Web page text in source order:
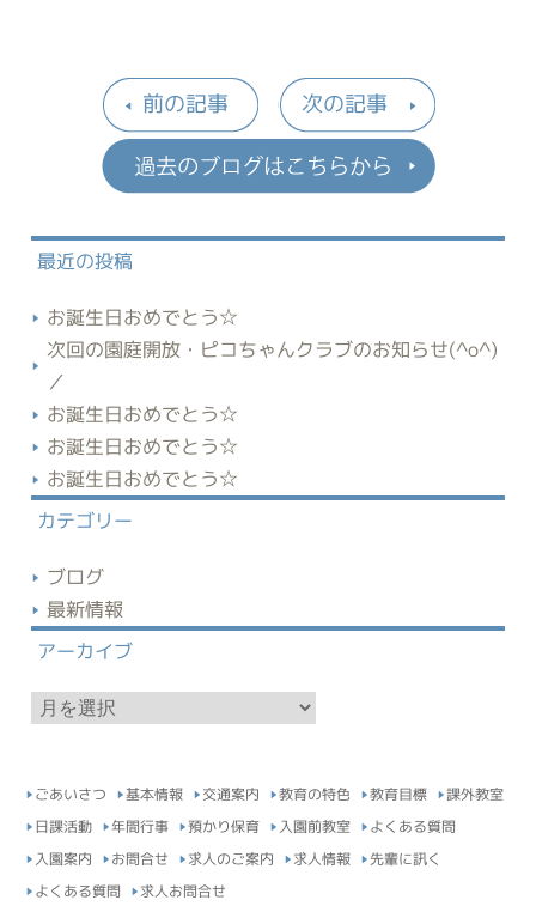
前の記事 次の記事
最近の投稿
お誕生日おめでとう☆
次回の園庭開放・ピコちゃんクラブのお知らせ(^o^)
／
お誕生日おめでとう☆
お誕生日おめでとう☆
お誕生日おめでとう☆
カテゴリー
ブログ
最新情報
アーカイブ
ア
ー
ブ
ごあいさつ 基本情報 交通案内 教育の特色 教育目標
課外教室
日課活動
年間行事 預かり保育 入園前教室 よくある質問
入園案内 お問合せ 求人のご案内 求人情報 先輩に訊く
よくある質問 求人お問合せ